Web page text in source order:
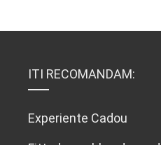
ITI RECOMANDAM:
Experiente Cadou